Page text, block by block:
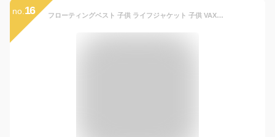
no. 16 フローティングベスト 子供 ライフジャケット 子供 VAXPOT(バックスポット) VA-5251 フローティング ベスト 子供用 キッズ ジュニア 遊泳用 浮き具 浮力補助具 シュノーケリングベスト スノーケリングベスト マリンスポーツ アウトドア[返品交換不可]